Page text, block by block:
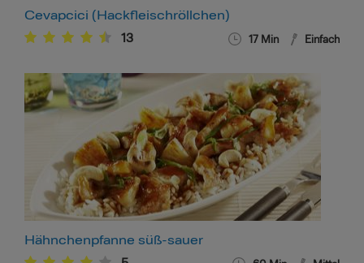
Cevapcici (Hackfleischröllchen)
13 17 Min Einfach
Hähnchenpfanne süß-sauer